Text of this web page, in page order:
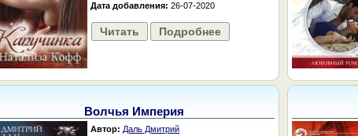
Дата добавления: 26-07-2020
Читать Подробнее
Волчья Империя
Автор: Даль Дмитрий